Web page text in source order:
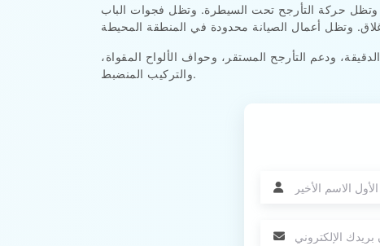
وتظل حركة التأرجح تحت السيطرة. وتظل فجوات الباب
ودعم التأرجح المستقر، وحواف الألواح المقواة،
والتركيب المنضبط.